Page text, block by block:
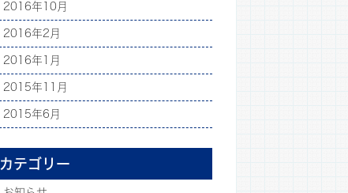
2016年10月
2016年2月
2016年1月
2015年11月
2015年6月
カテゴリー